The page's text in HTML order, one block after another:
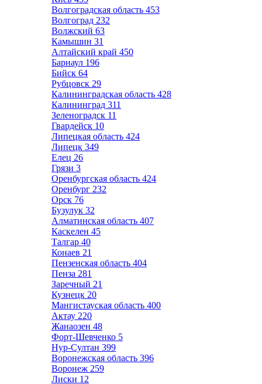
Волгоградская область 453
Волгоград 232
Волжский 63
Камышин 31
Алтайский край 450
Барнаул 196
Бийск 64
Рубцовск 29
Калининградская область 428
Калининград 311
Зеленоградск 11
Гвардейск 10
Липецкая область 424
Липецк 349
Елец 26
Грязи 3
Оренбургская область 424
Оренбург 232
Орск 76
Бузулук 32
Алматинская область 407
Каскелен 45
Талгар 40
Конаев 21
Пензенская область 404
Пенза 281
Заречный 21
Кузнецк 20
Мангистауская область 400
Актау 220
Жанаозен 48
Форт-Шевченко 5
Нур-Султан 399
Воронежская область 396
Воронеж 259
Лиски 12